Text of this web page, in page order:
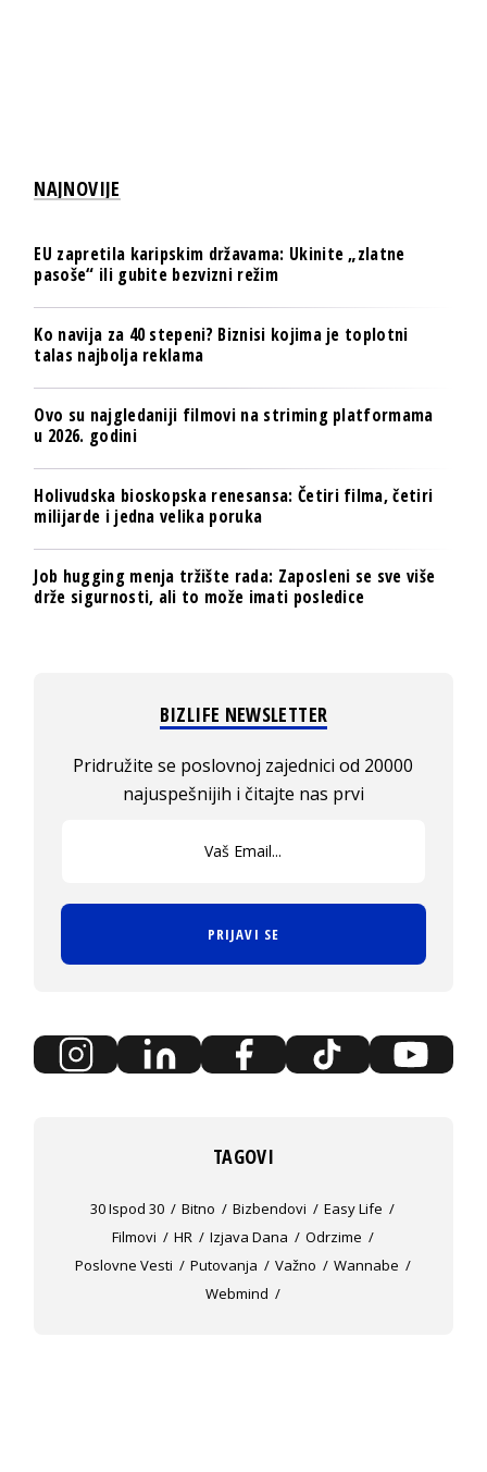
NAJNOVIJE
EU zapretila karipskim državama: Ukinite „zlatne
pasoše“ ili gubite bezvizni režim
Ko navija za 40 stepeni? Biznisi kojima je toplotni
talas najbolja reklama
Ovo su najgledaniji filmovi na striming platformama
u 2026. godini
Holivudska bioskopska renesansa: Četiri filma, četiri
milijarde i jedna velika poruka
Job hugging menja tržište rada: Zaposleni se sve više
drže sigurnosti, ali to može imati posledice
BIZLIFE NEWSLETTER
Pridružite se poslovnoj zajednici od 20000
najuspešnijih i čitajte nas prvi
PRIJAVI SE
TAGOVI
30 Ispod 30 Bitno Bizbendovi
Easy Life
Filmovi
HR Izjava Dana
Odrzime
Poslovne Vesti
Putovanja Važno
Wannabe
Webmind